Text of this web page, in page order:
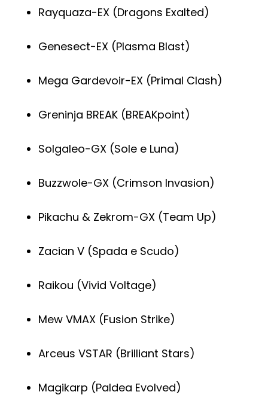
Rayquaza-EX (Dragons Exalted)
Genesect-EX (Plasma Blast)
Mega Gardevoir-EX (Primal Clash)
Greninja BREAK (BREAKpoint)
Solgaleo-GX (Sole e Luna)
Buzzwole-GX (Crimson Invasion)
Pikachu & Zekrom-GX (Team Up)
Zacian V (Spada e Scudo)
Raikou (Vivid Voltage)
Mew VMAX (Fusion Strike)
Arceus VSTAR (Brilliant Stars)
Magikarp (Paldea Evolved)